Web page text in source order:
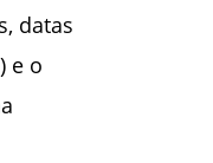
datas
e o